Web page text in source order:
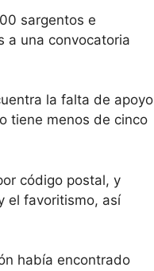
sargentos e
a una convocatoria
la falta de apoyo
tiene menos de cinco
código postal, y
el favoritismo, así
había encontrado